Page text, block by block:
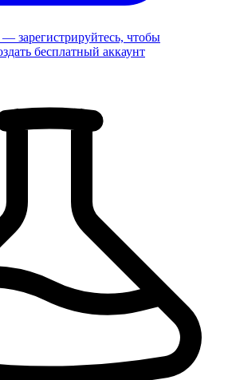
зарегистрируйтесь, чтобы
бесплатный аккаунт